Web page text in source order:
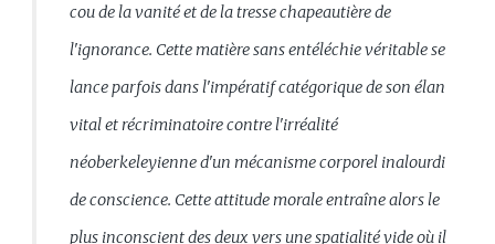
cou de la vanité et de la tresse chapeautière de
l'ignorance. Cette matière sans entéléchie véritable se
lance parfois dans l'impératif catégorique de son élan
vital et récriminatoire contre l'irréalité
néoberkeleyienne d'un mécanisme corporel inalourdi
de conscience. Cette attitude morale entraîne alors le
plus inconscient des deux vers une spatialité vide où il